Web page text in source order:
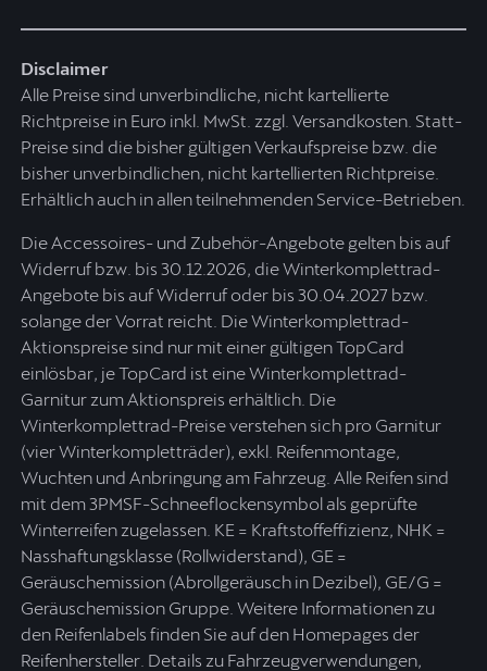
Disclaimer
Alle Preise sind unverbindliche, nicht kartellierte
Richtpreise in Euro inkl. MwSt. zzgl. Versandkosten. Statt-
Preise sind die bisher gültigen Verkaufspreise bzw. die
bisher unverbindlichen, nicht kartellierten Richtpreise.
Erhältlich auch in allen teilnehmenden Service-Betrieben.
Die Accessoires- und Zubehör-Angebote gelten bis auf
Widerruf bzw. bis 30.12.2026, die Winterkomplettrad-
Angebote bis auf Widerruf oder bis 30.04.2027 bzw.
solange der Vorrat reicht. Die Winterkomplettrad-
Aktionspreise sind nur mit einer gültigen TopCard
einlösbar, je TopCard ist eine Winterkomplettrad-
Garnitur zum Aktionspreis erhältlich. Die
Winterkomplettrad-Preise verstehen sich pro Garnitur
(vier Winterkompletträder), exkl. Reifenmontage,
Wuchten und Anbringung am Fahrzeug. Alle Reifen sind
mit dem 3PMSF-Schneeflockensymbol als geprüfte
Winterreifen zugelassen. KE = Kraftstoffeffizienz, NHK =
Nasshaftungsklasse (Rollwiderstand), GE =
Geräuschemission (Abrollgeräusch in Dezibel), GE/G =
Geräuschemission Gruppe. Weitere Informationen zu
den Reifenlabels finden Sie auf den Homepages der
Reifenhersteller. Details zu Fahrzeugverwendungen,